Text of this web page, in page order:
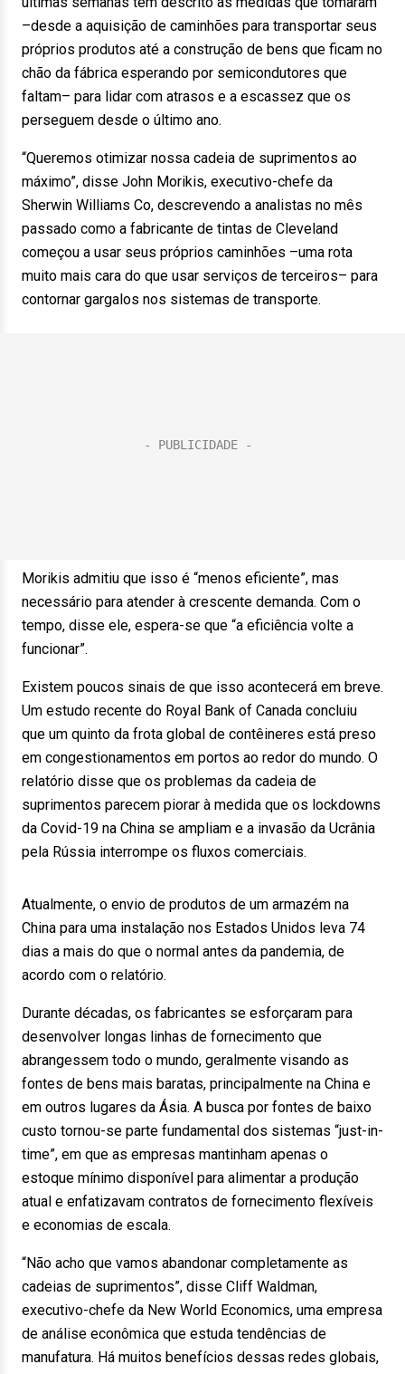
–desde a aquisição de caminhões para transportar seus
próprios produtos até a construção de bens que ficam no
chão da fábrica esperando por semicondutores que
faltam– para lidar com atrasos e a escassez que os
perseguem desde o último ano.
“Queremos otimizar nossa cadeia de suprimentos ao
máximo”, disse John Morikis, executivo-chefe da
Sherwin Williams Co, descrevendo a analistas no mês
passado como a fabricante de tintas de Cleveland
começou a usar seus próprios caminhões –uma rota
muito mais cara do que usar serviços de terceiros– para
contornar gargalos nos sistemas de transporte.
Morikis admitiu que isso é “menos eficiente”, mas
necessário para atender à crescente demanda. Com o
tempo, disse ele, espera-se que “a eficiência volte a
funcionar”.
Existem poucos sinais de que isso acontecerá em breve.
Um estudo recente do Royal Bank of Canada concluiu
que um quinto da frota global de contêineres está preso
em congestionamentos em portos ao redor do mundo. O
relatório disse que os problemas da cadeia de
suprimentos parecem piorar à medida que os lockdowns
da Covid-19 na China se ampliam e a invasão da Ucrânia
pela Rússia interrompe os fluxos comerciais.
Atualmente, o envio de produtos de um armazém na
China para uma instalação nos Estados Unidos leva 74
dias a mais do que o normal antes da pandemia, de
acordo com o relatório.
Durante décadas, os fabricantes se esforçaram para
desenvolver longas linhas de fornecimento que
abrangessem todo o mundo, geralmente visando as
fontes de bens mais baratas, principalmente na China e
em outros lugares da Ásia. A busca por fontes de baixo
custo tornou-se parte fundamental dos sistemas “just-in-
time”, em que as empresas mantinham apenas o
estoque mínimo disponível para alimentar a produção
atual e enfatizavam contratos de fornecimento flexíveis
e economias de escala.
“Não acho que vamos abandonar completamente as
cadeias de suprimentos”, disse Cliff Waldman,
executivo-chefe da New World Economics, uma empresa
de análise econômica que estuda tendências de
manufatura. Há muitos benefícios dessas redes globais,